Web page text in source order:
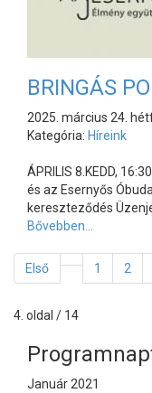
BRINGÁS
2025. március 24.
Kategória: Híreink
ÁPRILIS 8.KEDD,
és az Esernyős
kereszteződés
Bővebben...
Első 1 2
4. oldal / 14
Előző
év
Előző
hónap
Következő
év
Következő
hónap
Január 2021